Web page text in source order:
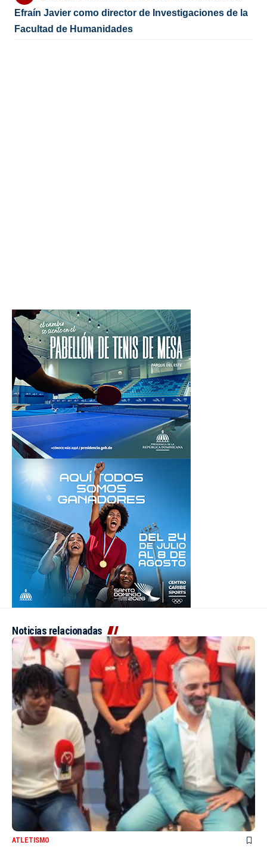
Efraín Javier como director de Investigaciones de la
Facultad de Humanidades
Noticias relacionadas
ATLETISMO